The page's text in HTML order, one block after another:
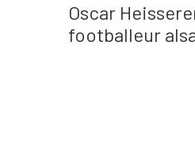
Oscar
footballeur